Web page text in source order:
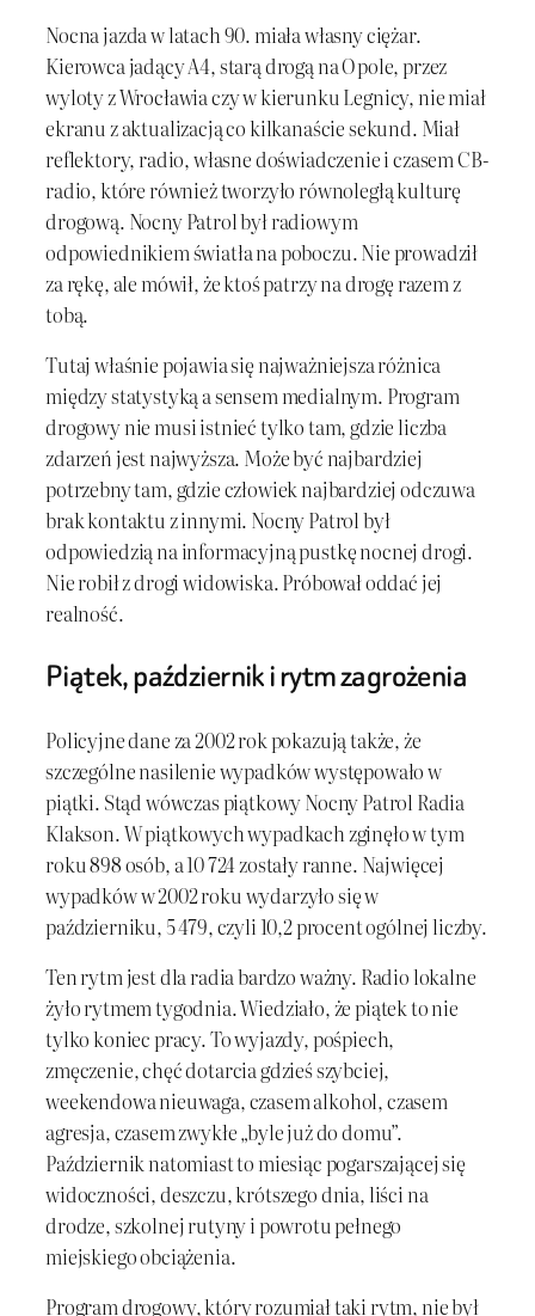
Nocna jazda w latach 90. miała własny ciężar.
Kierowca jadący A4, starą drogą na Opole, przez
wyloty z Wrocławia czy w kierunku Legnicy, nie miał
ekranu z aktualizacją co kilkanaście sekund. Miał
reflektory, radio, własne doświadczenie i czasem CB-
radio, które również tworzyło równoległą kulturę
drogową. Nocny Patrol był radiowym
odpowiednikiem światła na poboczu. Nie prowadził
za rękę, ale mówił, że ktoś patrzy na drogę razem z
tobą.
Tutaj właśnie pojawia się najważniejsza różnica
między statystyką a sensem medialnym. Program
drogowy nie musi istnieć tylko tam, gdzie liczba
zdarzeń jest najwyższa. Może być najbardziej
potrzebny tam, gdzie człowiek najbardziej odczuwa
brak kontaktu z innymi. Nocny Patrol był
odpowiedzią na informacyjną pustkę nocnej drogi.
Nie robił z drogi widowiska. Próbował oddać jej
realność.
Piątek, październik i rytm zagrożenia
Policyjne dane za 2002 rok pokazują także, że
szczególne nasilenie wypadków występowało w
piątki. Stąd wówczas piątkowy Nocny Patrol Radia
Klakson. W piątkowych wypadkach zginęło w tym
roku 898 osób, a 10 724 zostały ranne. Najwięcej
wypadków w 2002 roku wydarzyło się w
październiku, 5 479, czyli 10,2 procent ogólnej liczby.
Ten rytm jest dla radia bardzo ważny. Radio lokalne
żyło rytmem tygodnia. Wiedziało, że piątek to nie
tylko koniec pracy. To wyjazdy, pośpiech,
zmęczenie, chęć dotarcia gdzieś szybciej,
weekendowa nieuwaga, czasem alkohol, czasem
agresja, czasem zwykłe „byle już do domu”.
Październik natomiast to miesiąc pogarszającej się
widoczności, deszczu, krótszego dnia, liści na
drodze, szkolnej rutyny i powrotu pełnego
miejskiego obciążenia.
Program drogowy, który rozumiał taki rytm, nie był